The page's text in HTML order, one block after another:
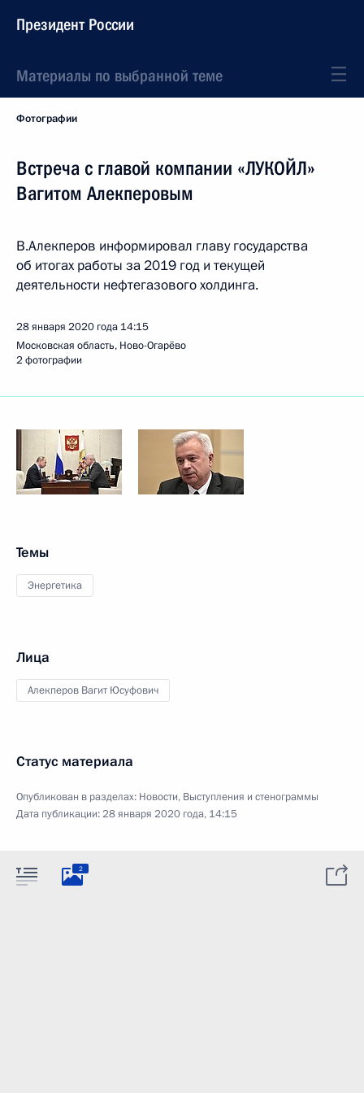
Президент России
Материалы по выбранной теме
Фотографии
Встреча с главой компании «ЛУКОЙЛ»
Вагитом Алекперовым
В.Алекперов информировал главу государства
об итогах работы за 2019 год и текущей
деятельности нефтегазового холдинга.
28 января 2020 года 14:15
Московская область, Ново-Огарёво
2 фотографии
Темы
Энергетика
Лица
Алекперов Вагит Юсуфович
Статус материала
Опубликован в разделах: Новости, Выступления и стенограммы
Дата публикации:28 января 2020 года, 14:15
2